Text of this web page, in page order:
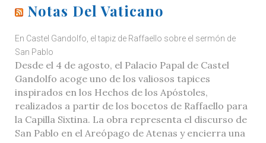
Notas Del Vaticano
En Castel Gandolfo, el tapiz de Raffaello sobre el sermón de
San Pablo
Desde el 4 de agosto, el Palacio Papal de Castel
Gandolfo acoge uno de los valiosos tapices
inspirados en los Hechos de los Apóstoles,
realizados a partir de los bocetos de Raffaello para
la Capilla Sixtina. La obra representa el discurso de
San Pablo en el Areópago de Atenas y encierra una